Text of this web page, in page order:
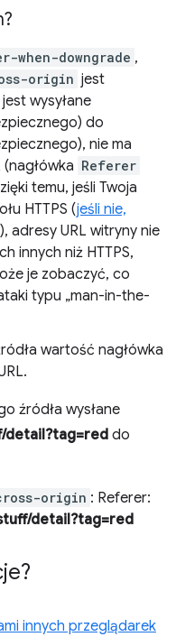
when-downgrade ,
origin jest
wysyłane
do
nie ma
Referer
temu, jeśli Twoja
HTTPS (jeśli nie,
), adresy URL witryny nie
innych niż HTTPS,
je zobaczyć, co
typu „man-in-the-
wartość nagłówka
źródła wysłane
detail?tag=reddo
origin : Referer:
detail?tag=red
innych przeglądarek